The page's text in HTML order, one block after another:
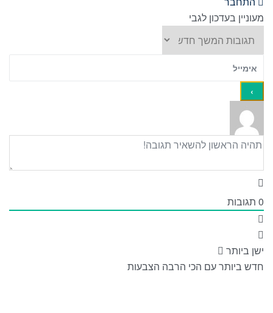
מעוניין בעדכון לגבי
0 תגובות
ישן ביותר
חדש ביותרעם הכי הרבה הצבעות